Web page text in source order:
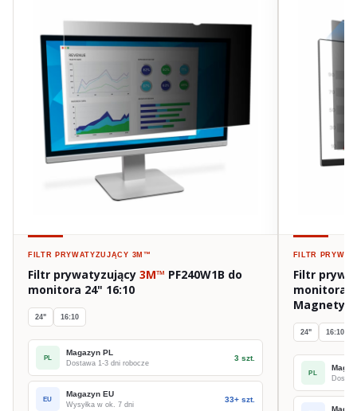
FILTR PRYWATYZUJĄCY 3M™
Filtr prywatyzujący 3M™ PF240W1B do
monitora 24" 16:10
24" 16:10
PL
Magazyn PL
Dostawa 1-3 dni robocze
3 szt.
EU
Magazyn EU
Wysyłka w ok. 7 dni
33+ szt.
FILTR
Filtr
monitora
24" 16:10
PL